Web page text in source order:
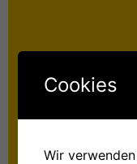
Veranstaltungen
Veranstaltungen
Wer sich für den
Cookies
Wir